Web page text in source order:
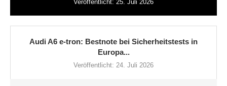
Veröffentlicht: 25. Juli 2026
Audi A6 e-tron: Bestnote bei Sicherheitstests in
Europa...
Veröffentlicht: 24. Juli 2026